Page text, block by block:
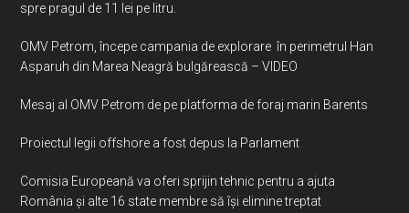
spre pragul de 11 lei pe litru.
OMV Petrom, începe campania de explorare în perimetrul Han
Asparuh din Marea Neagră bulgărească – VIDEO
Mesaj al OMV Petrom de pe platforma de foraj marin Barents
Proiectul legii offshore a fost depus la Parlament
Comisia Europeană va oferi sprijin tehnic pentru a ajuta
România şi alte 16 state membre să îşi elimine treptat